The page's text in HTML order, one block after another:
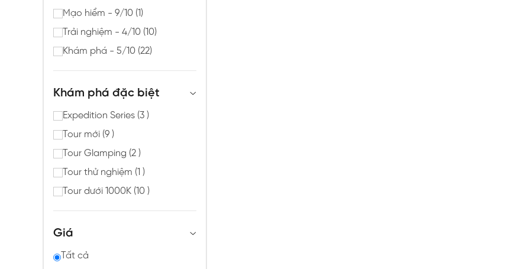
Mạo hiểm - 9/10 (1)
Trải nghiệm - 4/10 (10)
Khám phá - 5/10 (22)
Khám phá đặc biệt
Expedition Series (3 )
Tour mới (9 )
Tour Glamping (2 )
Tour thử nghiệm (1 )
Tour dưới 1000K (10 )
Giá
Tất cả